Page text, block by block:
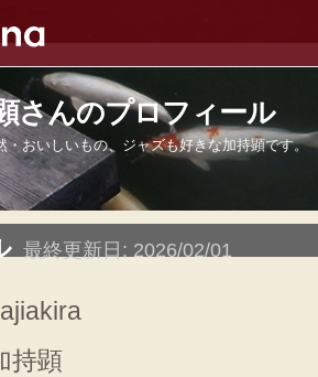
さんのプロフィール
・おいしいもの、ジャズも好きな加持顕です。
最終更新日: 2026/02/01
持顕